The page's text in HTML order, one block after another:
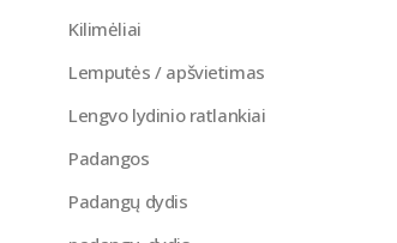
Kilimėliai
Lemputės / apšvietimas
Lengvo lydinio ratlankiai
Padangos
Padangų dydis